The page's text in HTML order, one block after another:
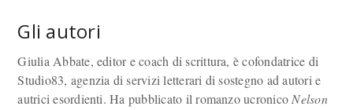
Gli autori
Giulia Abbate, editor e coach di scrittura, è cofondatrice di
Studio83, agenzia di servizi letterari di sostegno ad autori e
autrici esordienti. Ha pubblicato il romanzo ucronico Nelson